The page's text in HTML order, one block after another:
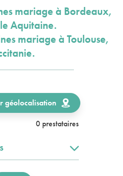
mariage à Bordeaux,
Aquitaine.
mariage à Toulouse,
géolocalisation
0 prestataires